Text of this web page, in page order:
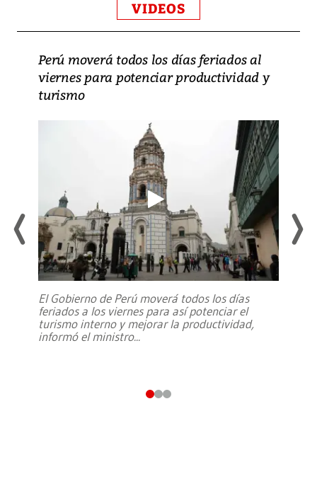
VIDEOS
Perú moverá todos los días feriados al
viernes para potenciar productividad y
turismo
El Gobierno de Perú moverá todos los días
feriados a los viernes para así potenciar el
turismo interno y mejorar la productividad,
informó el ministro...